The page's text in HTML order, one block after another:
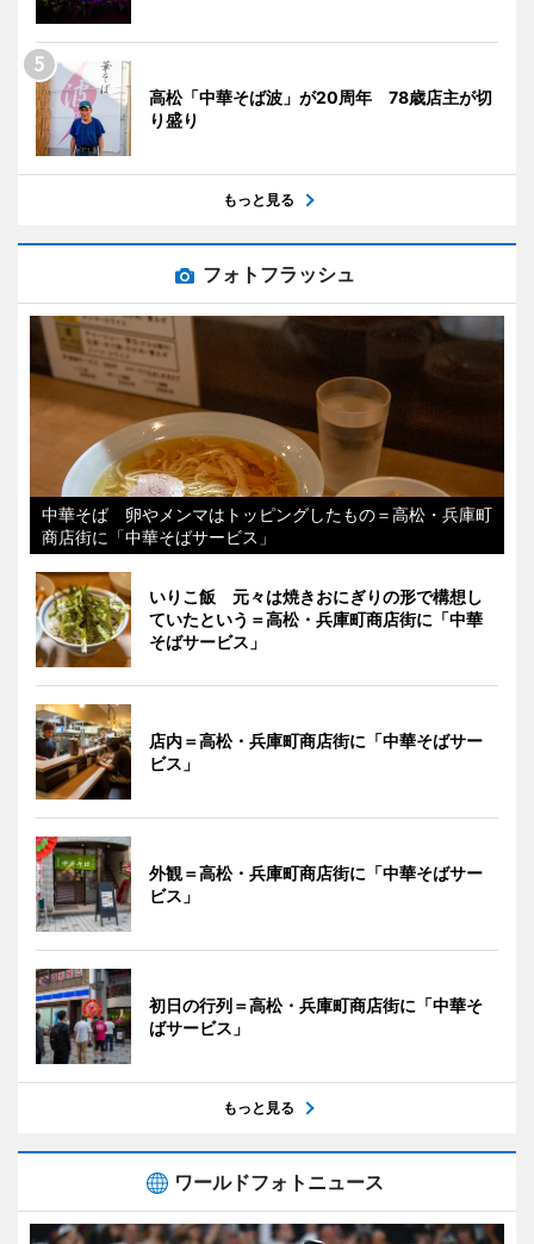
高松「中華そば波」が20周年 78歳店主が切
り盛り
もっと見る
フォトフラッシュ
中華そば 卵やメンマはトッピングしたもの＝高松・兵庫町
商店街に「中華そばサービス」
いりこ飯 元々は焼きおにぎりの形で構想し
ていたという＝高松・兵庫町商店街に「中華
そばサービス」
店内＝高松・兵庫町商店街に「中華そばサー
ビス」
外観＝高松・兵庫町商店街に「中華そばサー
ビス」
初日の行列＝高松・兵庫町商店街に「中華そ
ばサービス」
もっと見る
ワールドフォトニュース